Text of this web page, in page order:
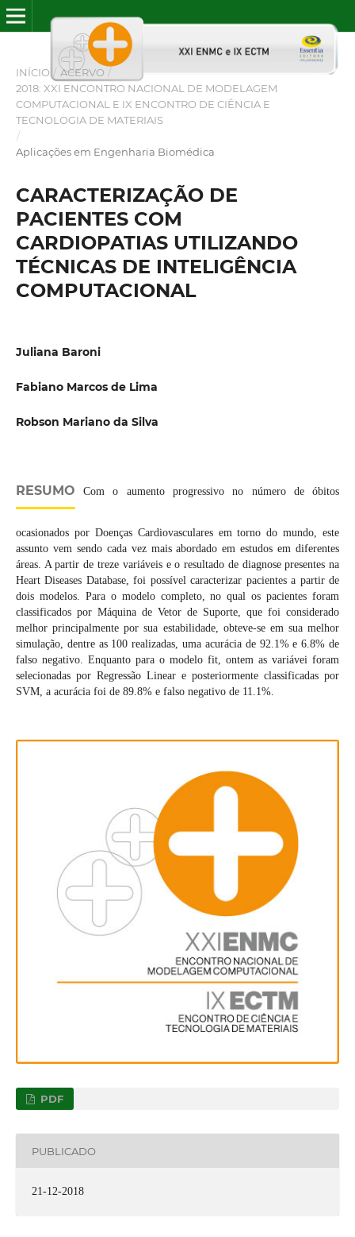
INÍCIO / ACERVO /
2018: XXI ENCONTRO NACIONAL DE MODELAGEM
COMPUTACIONAL E IX ENCONTRO DE CIÊNCIA E
TECNOLOGIA DE MATERIAIS
/
Aplicações em Engenharia Biomédica
CARACTERIZAÇÃO DE
PACIENTES COM
CARDIOPATIAS UTILIZANDO
TÉCNICAS DE INTELIGÊNCIA
COMPUTACIONAL
Juliana Baroni
Fabiano Marcos de Lima
Robson Mariano da Silva
RESUMO Com o aumento progressivo no número de óbitos
ocasionados por Doenças Cardiovasculares em torno do mundo, este
assunto vem sendo cada vez mais abordado em estudos em diferentes
áreas. A partir de treze variáveis e o resultado de diagnose presentes na
Heart Diseases Database, foi possível caracterizar pacientes a partir de
dois modelos. Para o modelo completo, no qual os pacientes foram
classificados por Máquina de Vetor de Suporte, que foi considerado
melhor principalmente por sua estabilidade, obteve-se em sua melhor
simulação, dentre as 100 realizadas, uma acurácia de 92.1% e 6.8% de
falso negativo. Enquanto para o modelo fit, ontem as variávei foram
selecionadas por Regressão Linear e posteriormente classificadas por
SVM, a acurácia foi de 89.8% e falso negativo de 11.1%.
PDF
PUBLICADO
21-12-2018